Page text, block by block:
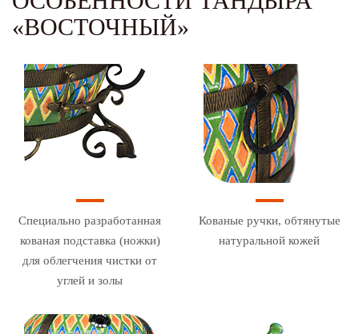
«ВОСТОЧНЫЙ»
Специально разработанная
кованая подставка (ножки)
для облегчения чистки от
углей и золы
Кованые ручки, обтянутые
натуральной кожей